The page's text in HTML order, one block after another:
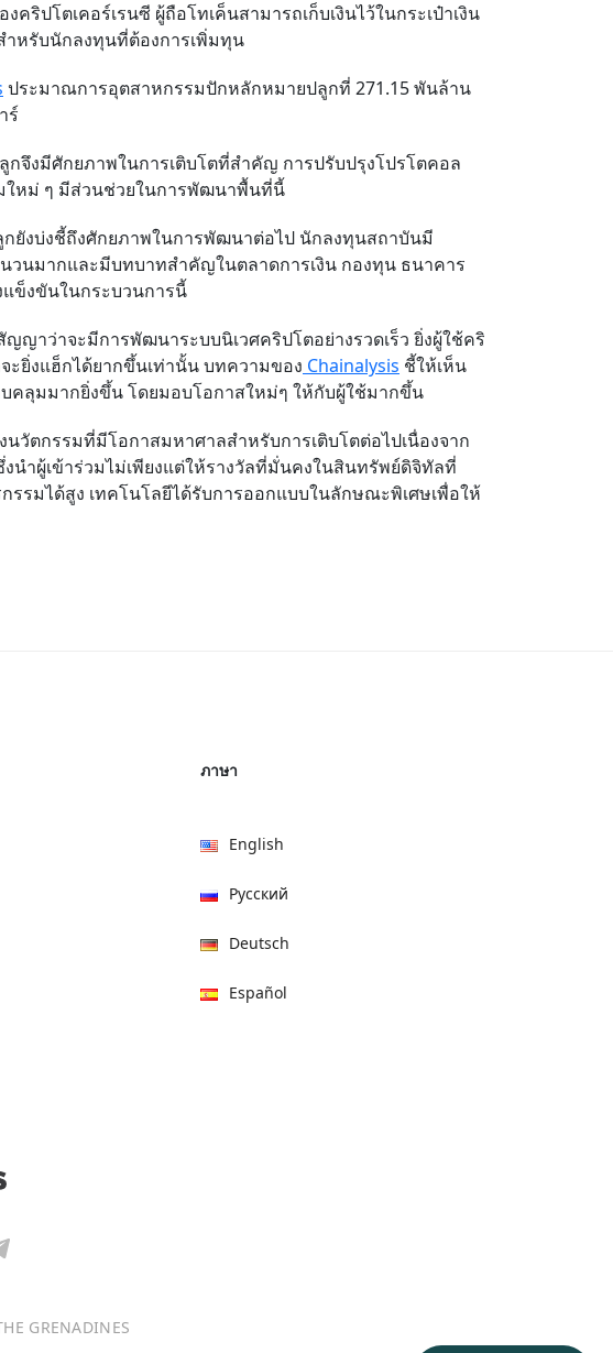
คริปโตเคอร์เรนซี ผู้ถือโทเค็นสามารถเก็บเงินไว้ในกระเป๋าเงิน
หรับนักลงทุนที่ต้องการเพิ่มทุน
ประมาณการอุตสาหกรรมปักหลักหมายปลูกที่ 271.15พันล้าน
ร์
จึงมีศักยภาพในการเติบโตที่สำคัญ การปรับปรุงโปรโตคอล
ใหม่ ๆ มีส่วนช่วยในการพัฒนาพื้นที่นี้
ยังบ่งชี้ถึงศักยภาพในการพัฒนาต่อไป นักลงทุนสถาบันมี
วนมากและมีบทบาทสำคัญในตลาดการเงิน กองทุน ธนาคาร
แข็งขันในกระบวนการนี้
ญาว่าจะมีการพัฒนาระบบนิเวศคริปโตอย่างรวดเร็ว ยิ่งผู้ใช้คริ
ะยิ่งแฮ็กได้ยากขึ้นเท่านั้นบทความของ Chainalysis ชี้ให้เห็น
คลุมมากยิ่งขึ้น โดยมอบโอกาสใหม่ๆ ให้กับผู้ใช้มากขึ้น
นวัตกรรมที่มีโอกาสมหาศาลสำหรับการเติบโตต่อไปเนื่องจาก
ำผู้เข้าร่วมไม่เพียงแต่ให้รางวัลที่มั่นคงในสินทรัพย์ดิจิทัลที่
รรมได้สูง เทคโนโลยีได้รับการออกแบบในลักษณะพิเศษเพื่อให้
ภาษา
English
Русский
Deutsch
Español
GRENADINES